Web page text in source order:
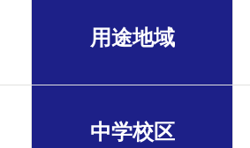
用途地域
中学校区